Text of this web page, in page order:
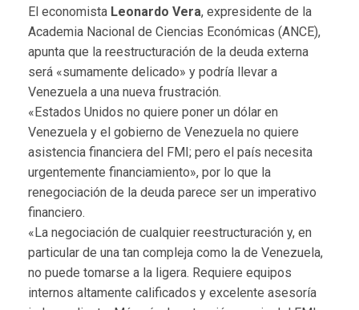
El economista Leonardo Vera, expresidente de la
Academia Nacional de Ciencias Económicas (ANCE),
apunta que la reestructuración de la deuda externa
será «sumamente delicado» y podría llevar a
Venezuela a una nueva frustración.
«Estados Unidos no quiere poner un dólar en
Venezuela y el gobierno de Venezuela no quiere
asistencia financiera del FMI; pero el país necesita
urgentemente financiamiento», por lo que la
renegociación de la deuda parece ser un imperativo
financiero.
«La negociación de cualquier reestructuración y, en
particular de una tan compleja como la de Venezuela,
no puede tomarse a la ligera. Requiere equipos
internos altamente calificados y excelente asesoría